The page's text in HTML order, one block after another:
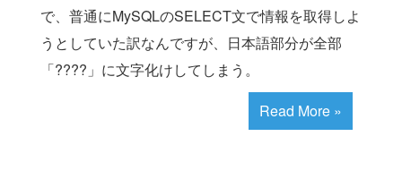
で、普通にMySQLのSELECT文で情報を取得しよ
うとしていた訳なんですが、日本語部分が全部
「????」に文字化けしてしまう。
Read More »